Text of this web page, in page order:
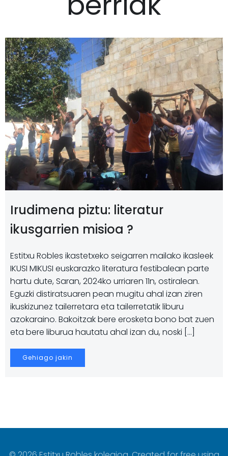
Irudimena piztu: literatur
ikusgarrien misioa ?
Estitxu Robles ikastetxeko seigarren mailako ikasleek
IKUSI MIKUSI euskarazko literatura festibalean parte
hartu dute, Saran, 2024ko urriaren 11n, ostiralean.
Eguzki distiratsuaren pean mugitu ahal izan ziren
ikuskizunez tailerretara eta tailerretatik liburu
azokaraino. Bakoitzak bere erosketa bono bat zuen
eta bere liburua hautatu ahal izan du, noski […]
Gehiago jakin